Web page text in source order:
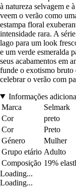
à natureza selvagem e
veem o verão como
estampa floral
intensidade rara. A
lago para um look
e um verde esmeralda
seus acabamentos em
funde o exotismo bruto
celebrar o verão com
Informações
Marca
Selmark
Cor
preto
Cor
Preto
Género
Mulher
Grupo etário Adulto
Composição 19%
Loading...
Loading...